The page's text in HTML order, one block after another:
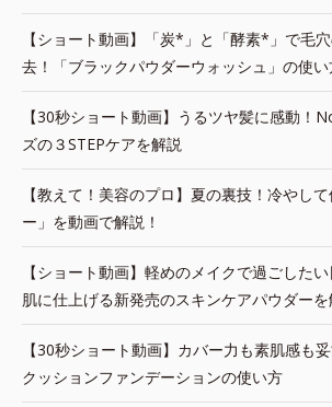
【ショート動画】「炭*」と「酵素*」で毛
去！「ブラックパウダーウォッシュ」の使い
【30秒ショート動画】うるツヤ髪に感動！
ズの３STEPケアを解説
【教えて！美容のプロ】夏の裏技！冷やし
ー」を動画で解説！
【ショート動画】軽めのメイクで過ごした
肌に仕上げる新発売のスキンケアパウダーを
【30秒ショート動画】カバー力も素肌感も
クッションファンデーションの使い方